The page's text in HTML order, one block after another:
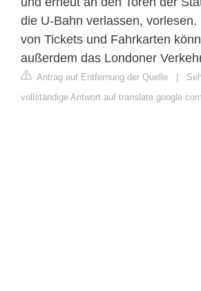
die U-Bahn verlassen, vorlesen.
von Tickets und Fahrkarten
außerdem das Londoner
Antrag auf Entfernung der Quelle |
vollständige Antwort auf